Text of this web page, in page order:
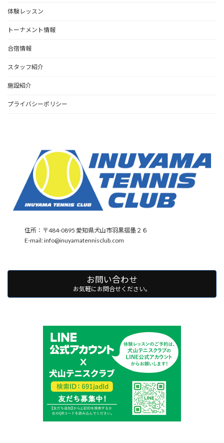
体験レッスン
トーナメント情報
合宿情報
スタッフ紹介
施設紹介
プライバシーポリシー
住所：〒484-0895 愛知県犬山市羽黒摺墨２６
E-mail: info@inuyamatennisclub.com
お問い合わせ
お気軽にお問合せください。